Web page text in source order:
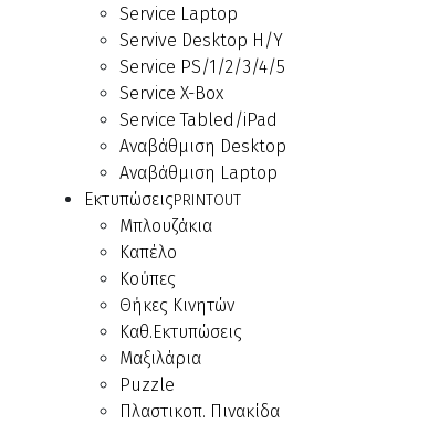
Service Laptop
Servive Desktop Η/Υ
Service PS/1/2/3/4/5
Service X-Box
Service Tabled/iPad
Αναβάθμιση Desktop
Αναβάθμιση Laptop
ΕκτυπώσειςPRINTOUT
Μπλουζάκια
Καπέλο
Κούπες
Θήκες Κινητών
Καθ.Εκτυπώσεις
Μαξιλάρια
Puzzle
Πλαστικοπ. Πινακίδα